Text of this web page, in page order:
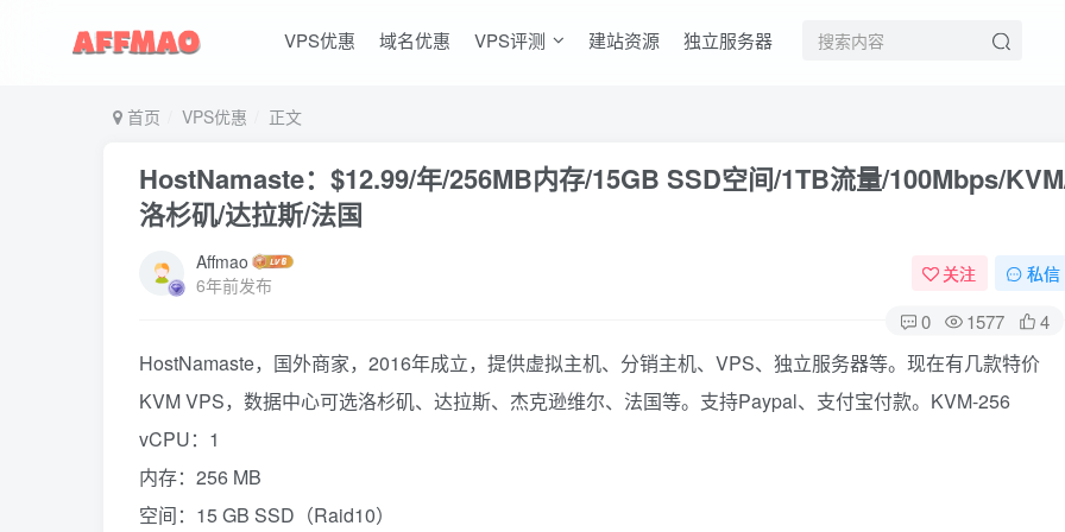
VPS优惠 域名优惠 VPS评测 建站资源 独立服务器
首页 VPS优惠 正文
HostNamaste：$12.99/年/256MB内存/15GB SSD空间/1TB流量/100Mbps/
洛杉矶/达拉斯/法国
Affmao
6年前发布
关注 私信
0 1577 4
HostNamaste，国外商家，2016年成立，提供虚拟主机、分销主机、VPS、独立服务器等。现在有几款特价
KVM VPS，数据中心可选洛杉矶、达拉斯、杰克逊维尔、法国等。支持Paypal、支付宝付款。KVM-256
vCPU：1
内存：256 MB
空间：15 GB SSD（Raid10）